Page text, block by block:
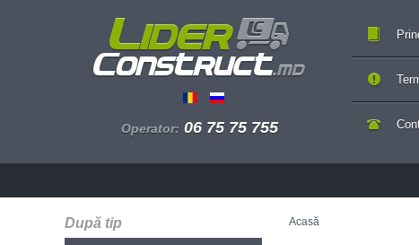
Operator: 06 75 75 755
După tip Acasă